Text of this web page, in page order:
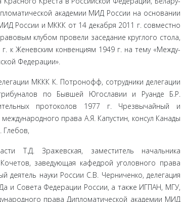
академии МИД России на основании
России и МККК от 14 декабря 2011 г. совместно
клубом провели заседание круглого стола,
к Женевским конвенциям 1949 г. на тему «Между­
Федерации».
МККК К. Потронофф, сотрудники деле­гации
по Бывшей Югославии и Руанде Б.Р.
протоколов 1977 г. Чрезвычайный и
права А.Я. Капустин, консул Канады
Глебов,
Т.Д. Зражевская, заместитель начальника
заве­дующая кафедрой уголовного права
деятель науки России С.В. Черниченко, делегация
и Совета Федера­ции России, а также ИГПАН, МГУ,
права Дипломатической академии МИД